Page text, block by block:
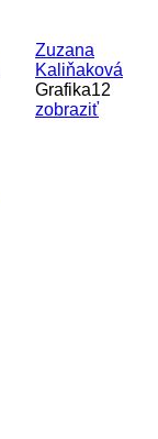
Zuzana
Kaliňaková
Grafika12
zobraziť